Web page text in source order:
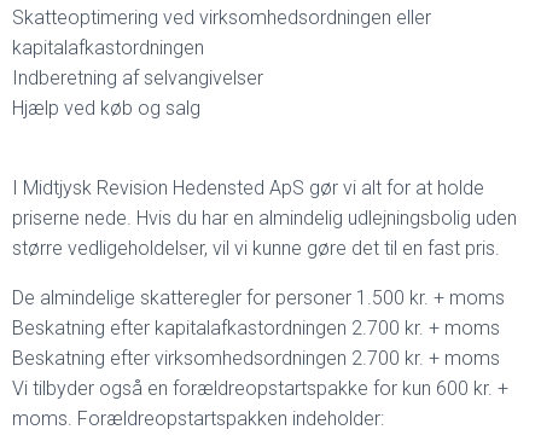
Skatteoptimering ved virksomhedsordningen eller
kapitalafkastordningen
Indberetning af selvangivelser
Hjælp ved køb og salg
I Midtjysk Revision Hedensted ApS gør vi alt for at holde
priserne nede. Hvis du har en almindelig udlejningsbolig uden
større vedligeholdelser, vil vi kunne gøre det til en fast pris.
De almindelige skatteregler for personer 1.500 kr. + moms
Beskatning efter kapitalafkastordningen 2.700 kr. + moms
Beskatning efter virksomhedsordningen 2.700 kr. + moms
Vi tilbyder også en forældreopstartspakke for kun 600 kr. +
moms. Forældreopstartspakken indeholder: